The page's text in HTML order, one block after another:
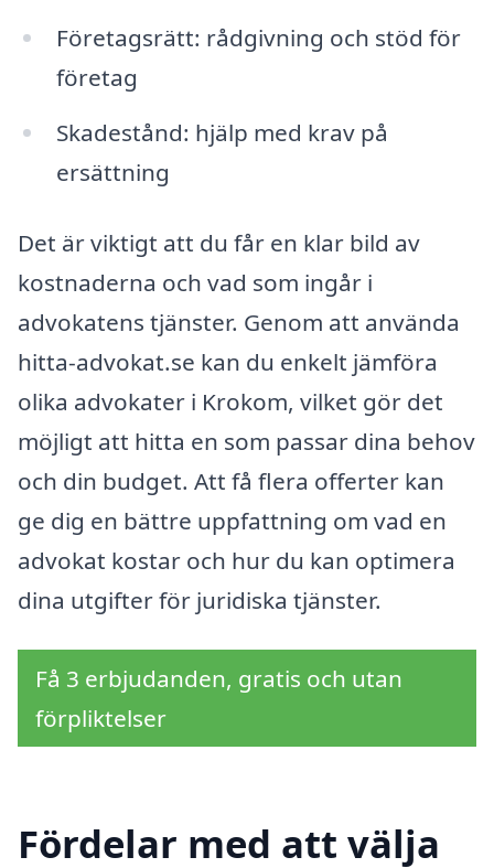
Företagsrätt: rådgivning och stöd för
företag
Skadestånd: hjälp med krav på
ersättning
Det är viktigt att du får en klar bild av
kostnaderna och vad som ingår i
advokatens tjänster. Genom att använda
hitta-advokat.se kan du enkelt jämföra
olika advokater i Krokom, vilket gör det
möjligt att hitta en som passar dina behov
och din budget. Att få flera offerter kan
ge dig en bättre uppfattning om vad en
advokat kostar och hur du kan optimera
dina utgifter för juridiska tjänster.
Få 3 erbjudanden, gratis och utan
förpliktelser
Fördelar med att välja